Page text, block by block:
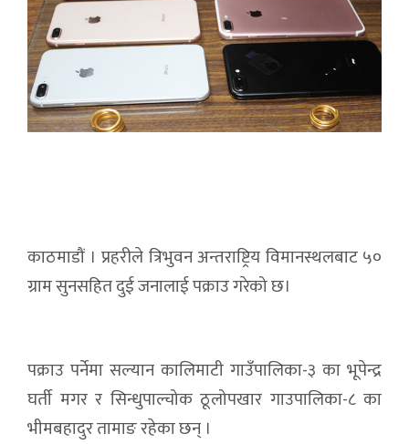
काठमाडौं । प्रहरीले त्रिभुवन अन्तराष्ट्रिय विमानस्थलबाट ५०
ग्राम सुनसहित दुई जनालाई पक्राउ गरेको छ।
पक्राउ पर्नेमा सल्यान कालिमाटी गाउँपालिका-३ का भूपेन्द्र
घर्ती मगर र सिन्धुपाल्चोक ठूलोपखार गाउपालिका-८ का
भीमबहादुर तामाङ रहेका छन् ।